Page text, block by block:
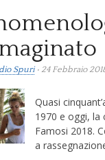
Spuri• 24 Febbraio
Quasi
1970 e oggi, la
Famosi 2018.
a